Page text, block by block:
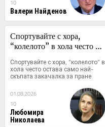
10
Валери Найденов
Спортувайте с хора,
“колелото” в хола често
закачалка за пране
Спортувайте с хора, “колелото” в
хола често остава само най-
скъпата закачалка за пране
01.08.2026
10
Любомира
Николаева